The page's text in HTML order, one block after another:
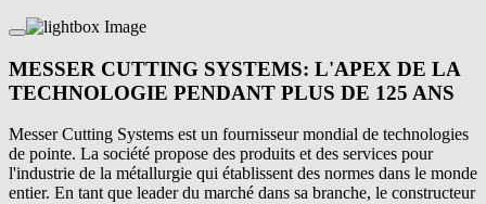
MESSER CUTTING SYSTEMS: L'APEX DE LA
TECHNOLOGIE PENDANT PLUS DE 125 ANS
Messer Cutting Systems est un fournisseur mondial de technologies
de pointe. La société propose des produits et des services pour
l'industrie de la métallurgie qui établissent des normes dans le monde
entier. En tant que leader du marché dans sa branche, le constructeur